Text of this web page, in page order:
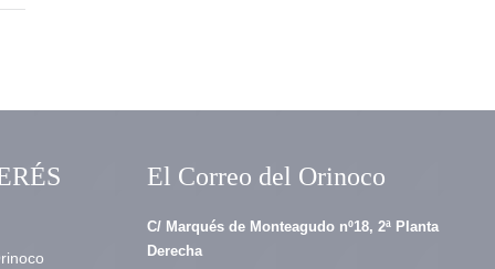
El Correo del Orinoco
C/ Marqués de Monteagudo nº18, 2ª Planta
Derecha